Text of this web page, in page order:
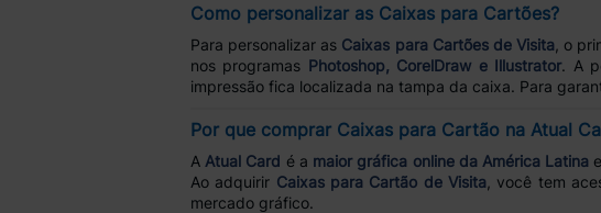
Como personalizar as Caixas para Cartões?
Para personalizar as Caixas para Cartões de Visita , o
nos programas Photoshop, CorelDraw e Illustrator. A
impressão fica localizada na tampa da caixa. Para
Por que comprar Caixas para Cartão na Atual
A Atual Card é a maior gráfica online da América Latina
Ao adquirir Caixas para Cartão de Visita , você tem
mercado gráfico.